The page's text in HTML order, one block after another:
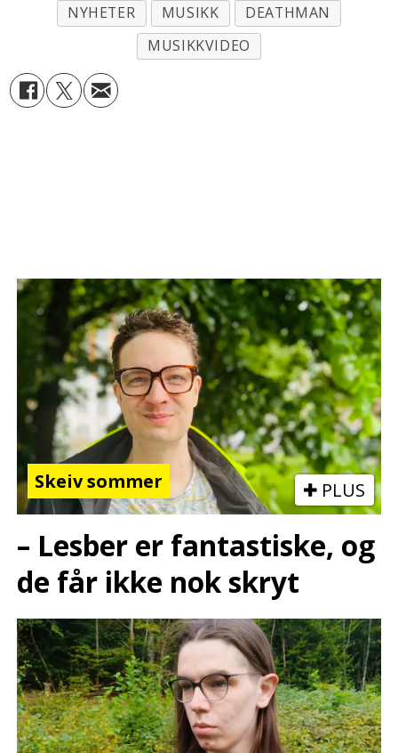
NYHETER MUSIKK
DEATHMAN
MUSIKKVIDEO
Skeiv sommer PLUS
– Lesber er fantastiske, og
de får ikke nok skryt